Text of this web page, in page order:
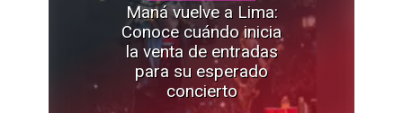
Maná vuelve a Lima:
Conoce cuándo inicia
la venta de entradas
para su esperado
concierto